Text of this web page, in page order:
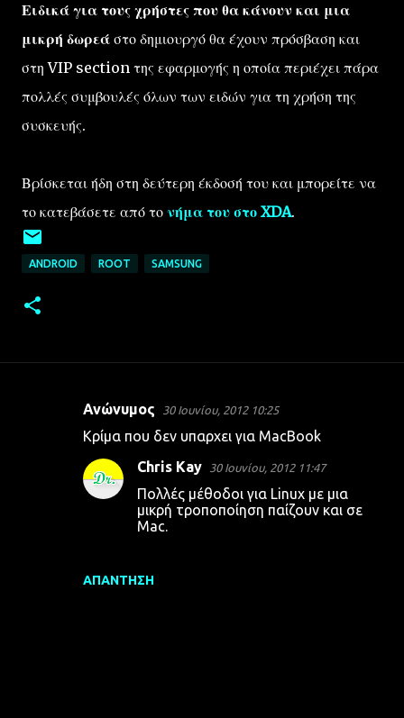
Ειδικά για τους χρήστες που θα κάνουν και μια
μικρή δωρεά στο δημιουργό θα έχουν πρόσβαση και
στη VIP section της εφαρμογής η οποία περιέχει πάρα
πολλές συμβουλές όλων των ειδών για τη χρήση της
συσκευής.
Βρίσκεται ήδη στη δεύτερη έκδοσή του και μπορείτε να
το κατεβάσετε από το νήμα του στο XDA.
ANDROID ROOT SAMSUNG
Ανώνυμος 30 Ιουνίου, 2012 10:25
Κρίμα που δεν υπαρχει για MacBook
ΑΠΆΝΤΗΣΗ
Chris Kay 30 Ιουνίου, 2012 11:47
Πολλές μέθοδοι για Linux με μια
μικρή τροποποίηση παίζουν και σε
Mac.